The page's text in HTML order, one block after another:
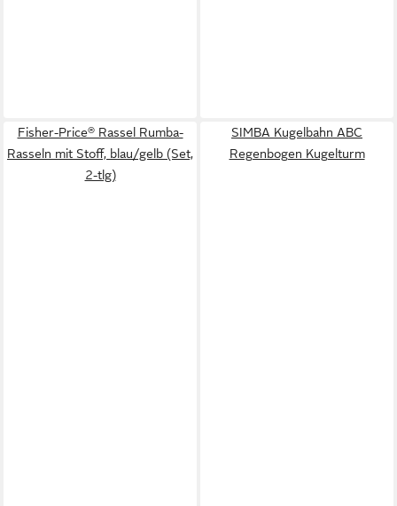
Fisher-Price® Rassel Rumba-
Rasseln mit Stoff, blau/gelb (Set,
2-tlg)
SIMBA Kugelbahn ABC
Regenbogen Kugelturm